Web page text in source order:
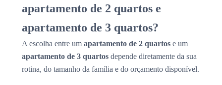
apartamento de 2 quartos e
apartamento de 3 quartos?
A escolha entre um apartamento de 2 quartos e um
apartamento de 3 quartos depende diretamente da sua
rotina, do tamanho da família e do orçamento disponível.